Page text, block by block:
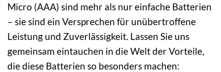
Micro (AAA) sind mehr als nur einfache Batterien
– sie sind ein Versprechen für unübertroffene
Leistung und Zuverlässigkeit. Lassen Sie uns
gemeinsam eintauchen in die Welt der Vorteile,
die diese Batterien so besonders machen: